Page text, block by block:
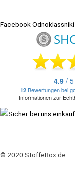
FacebookOdnoklassniki
© 2020 StoffeBox.de